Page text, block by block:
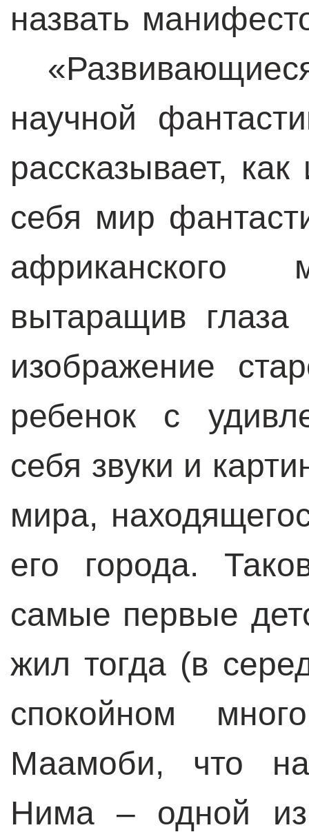
назвать
научной
рассказывает,
себя мир
африканского
вытаращив глаза
изображение
ребенок с
себя звуки и
мира,
его города.
самые первые
жил тогда (в
спокойном
Маамоби, что
Нима – одной из